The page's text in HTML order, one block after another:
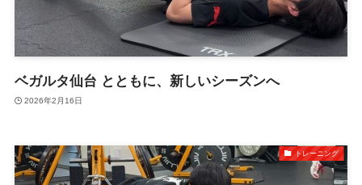
ベガルタ仙台 とともに、新しいシーズンへ
2026年2月16日
トレーニング